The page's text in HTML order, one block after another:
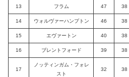
13 フラム 47 38
14 ウォルヴァーハンプトン 46 38
15 エヴァートン 40 38
16 ブレントフォード 39 38
17
ノッティンガム・フォレ
スト
32 38